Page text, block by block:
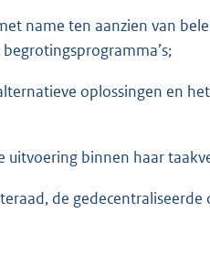
name ten aanzien van
oplossingen en
uitvoering binnen haar
de